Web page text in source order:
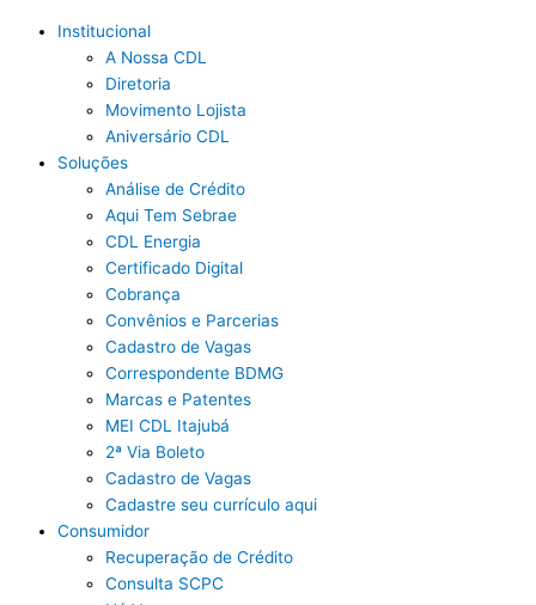
Institucional
A Nossa CDL
Diretoria
Movimento Lojista
Aniversário CDL
Soluções
Análise de Crédito
Aqui Tem Sebrae
CDL Energia
Certificado Digital
Cobrança
Convênios e Parcerias
Cadastro de Vagas
Correspondente BDMG
Marcas e Patentes
MEI CDL Itajubá
2ª Via Boleto
Cadastro de Vagas
Cadastre seu currículo aqui
Consumidor
Recuperação de Crédito
Consulta SCPC